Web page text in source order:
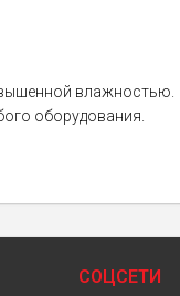
влажностью.
оборудования.
СОЦСЕТИ